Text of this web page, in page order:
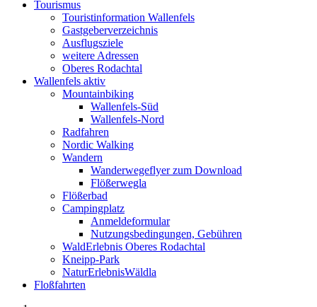
Tourismus
Touristinformation Wallenfels
Gastgeberverzeichnis
Ausflugsziele
weitere Adressen
Oberes Rodachtal
Wallenfels aktiv
Mountainbiking
Wallenfels-Süd
Wallenfels-Nord
Radfahren
Nordic Walking
Wandern
Wanderwegeflyer zum Download
Flößerwegla
Flößerbad
Campingplatz
Anmeldeformular
Nutzungsbedingungen, Gebühren
WaldErlebnis Oberes Rodachtal
Kneipp-Park
NaturErlebnisWäldla
Floßfahrten